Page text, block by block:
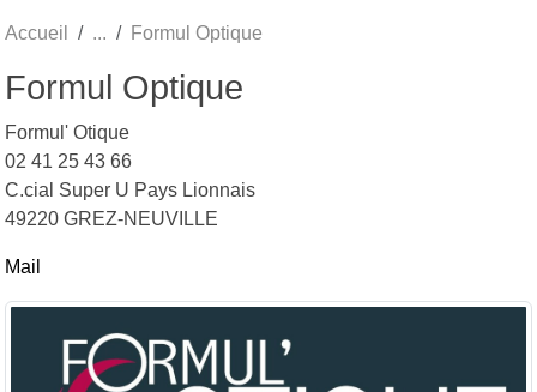
Accueil Formul Optique
Formul Optique
Formul' Otique
02 41 25 43 66
C.cial Super U Pays Lionnais
49220 GREZ-NEUVILLE
Mail